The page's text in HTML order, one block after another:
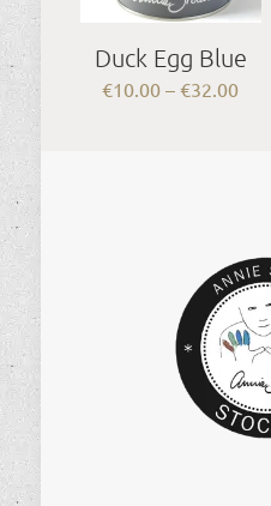
Duck Egg Blue
€10.00 – €32.00Price